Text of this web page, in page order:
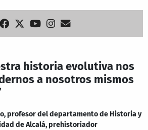
historia evolutiva nos
a nosotros mismos
profesor del departamento de Historia y
de Alcalá, prehistoriador